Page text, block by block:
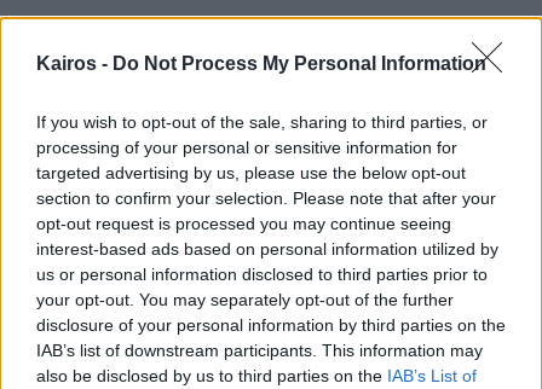
Kairos - Do Not Process My Personal Information
If you wish to opt-out of the sale, sharing to third parties, or
processing of your personal or sensitive information for
targeted advertising by us, please use the below opt-out
section to confirm your selection. Please note that after your
opt-out request is processed you may continue seeing
interest-based ads based on personal information utilized by
us or personal information disclosed to third parties prior to
your opt-out. You may separately opt-out of the further
disclosure of your personal information by third parties on the
IAB’s list of downstream participants. This information may
also be disclosed by us to third parties on the IAB’s List of
Αύριο ανά μέρος της ημέρας
Πρωί
32°25°